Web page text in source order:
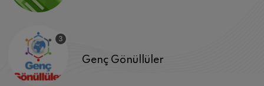
Genç Gönüllüler